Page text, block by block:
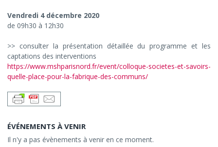
Vendredi 4 décembre 2020
de 09h30 à 12h30
>> consulter la présentation détaillée du programme et les
captations des interventions
https://www.mshparisnord.fr/event/colloque-societes-et-savoirs-
quelle-place-pour-la-fabrique-des-communs/
ÉVÉNEMENTS À VENIR
Il n'y a pas évènements à venir en ce moment.